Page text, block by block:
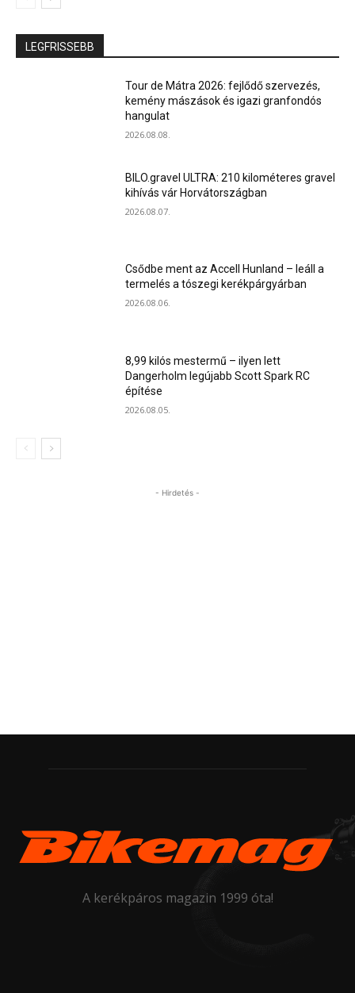
LEGFRISSEBB
Tour de Mátra 2026: fejlődő szervezés,
kemény mászások és igazi granfondós
hangulat
2026.08.08.
BILO.gravel ULTRA: 210 kilométeres gravel
kihívás vár Horvátországban
2026.08.07.
Csődbe ment az Accell Hunland – leáll a
termelés a tószegi kerékpárgyárban
2026.08.06.
8,99 kilós mestermű – ilyen lett
Dangerholm legújabb Scott Spark RC
építése
2026.08.05.
- Hirdetés -
A kerékpáros magazin 1999 óta!